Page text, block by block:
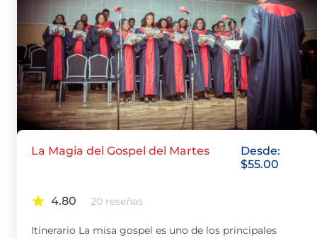
La Magia del Gospel del Martes
Desde:
$55.00
4.80 20 reseñas
Itinerario La misa gospel es uno de los principales